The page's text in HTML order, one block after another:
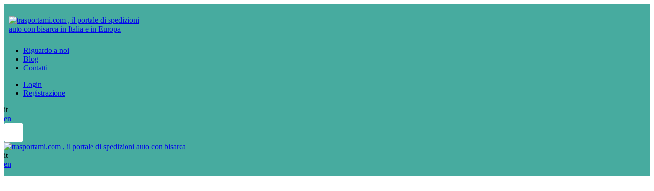
Riguardo a noi
Blog
Contatti
Login
Registrazione
it
en
it
en